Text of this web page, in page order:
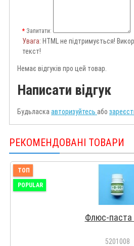
Запитати:
Увага: HTML не підтримується!
текст!
Немає відгуків про цей товар.
Написати відгук
Будьласка авторизуйтесь або
РЕКОМЕНДОВАНІ ТОВАРИ
ТОП
POPULAR
Флюс-паста
5201008